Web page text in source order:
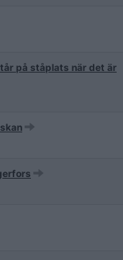
på ståplats när det är